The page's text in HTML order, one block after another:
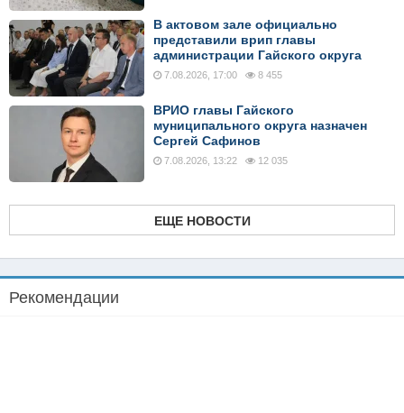
В актовом зале официально
представили врип главы
администрации Гайского округа
7.08.2026, 17:00 8 455
ВРИО главы Гайского
муниципального округа назначен
Сергей Сафинов
7.08.2026, 13:22 12 035
ЕЩЕ НОВОСТИ
Рекомендации